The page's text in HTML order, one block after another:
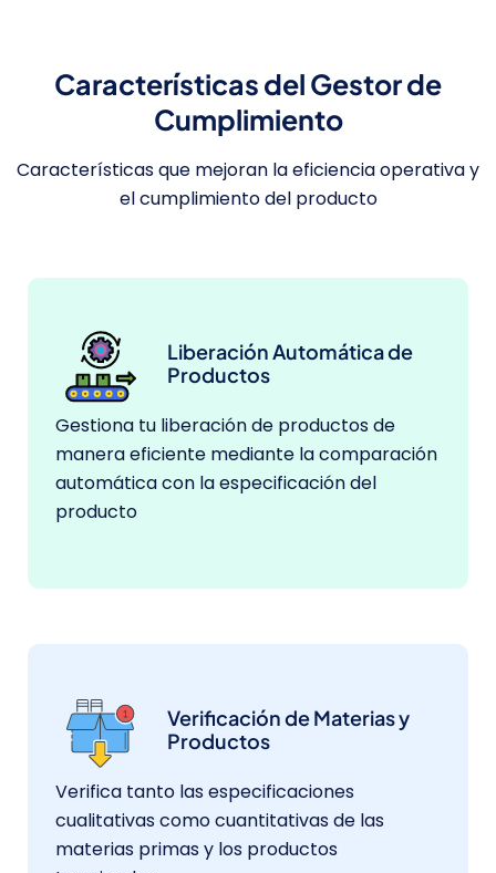
Características del Gestor de
Cumplimiento
Características que mejoran la eficiencia operativa y
el cumplimiento del producto
Liberación Automática de
Productos
Gestiona tu liberación de productos de
manera eficiente mediante la comparación
automática con la especificación del
producto
Verificación de Materias y
Productos
Verifica tanto las especificaciones
cualitativas como cuantitativas de las
materias primas y los productos